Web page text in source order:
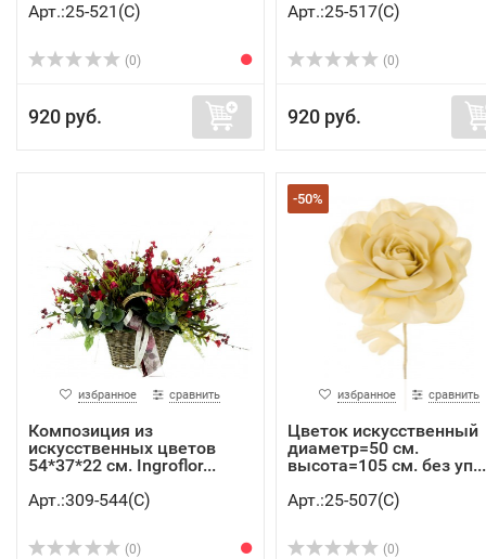
Арт.:25-521(C)
(0)
920 руб.
Арт.:25-517(C)
(0)
920 руб.
избранное сравнить
Композиция из
искусственных цветов
54*37*22 см. Ingroflor...
Арт.:309-544(C)
(0)
-50%
избранное сравнить
Цветок искусственный
диаметр=50 см.
высота=105 см. без уп...
Арт.:25-507(C)
(0)